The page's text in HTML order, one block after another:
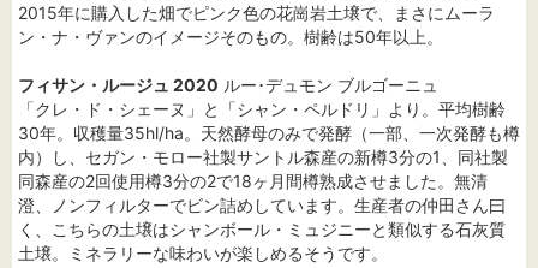
2015年に購入した畑でピンク色の花崗岩土壌で、まさにムーラ
ン・ナ・ヴァンのイメージそのもの。樹齢は50年以上。
フィサン・ルージュ 2020 ルー･デュモン ブルゴーニュ
「クレ・ド・シェーヌ」と「シャン・ペルドリ」より。平均樹齢
30年。収穫量35hl/ha。天然酵母のみで発酵（一部、一次発酵も樽
内）し、セガン・モロー社製サントル森産の新樽3分の1、同社製
同森産の2回使用樽3分の2で18ヶ月間樽熟成させました。無清
澄、ノンフィルターでビン詰めしています。生産者の仲田さん曰
く、こちらの土壌はシャンボール・ミュジニーと類似する石灰質
土壌。ミネラリーな味わいが楽しめるそうです。